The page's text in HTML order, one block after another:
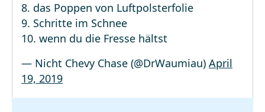
8. das Poppen von Luftpolsterfolie
9. Schritte im Schnee
10. wenn du die Fresse hältst
— Nicht Chevy Chase (@DrWaumiau) April
19, 2019